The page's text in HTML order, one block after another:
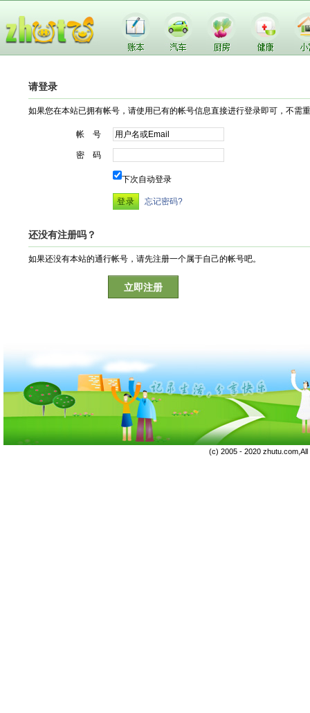
请登录
如果您在本站已拥有帐号，请使用已有的帐号信息直接进行登录即可，不需
帐 号
密 码
下次自动登录
忘记密码?
还没有注册吗？
如果还没有本站的通行帐号，请先注册一个属于自己的帐号吧。
立即注册
(c) 2005 - 2020